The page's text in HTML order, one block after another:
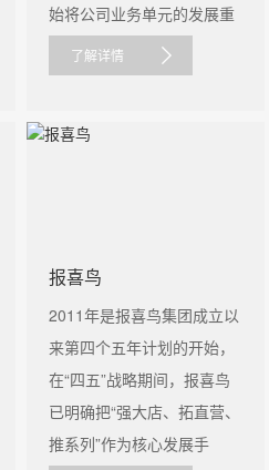
始将公司业务单元的发展重
心聚......
了解详情
报喜鸟
2011年是报喜鸟集团成立以
来第四个五年计划的开始，
在“四五”战略期间，报喜鸟
已明确把“强大店、拓直营、
推系列”作为核心发展手